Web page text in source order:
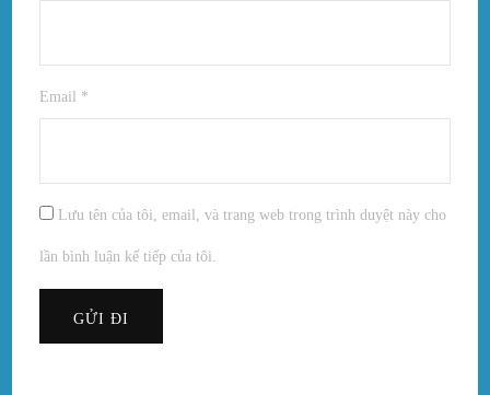
Email *
Lưu tên của tôi, email, và trang web trong trình duyệt này cho
lần bình luận kế tiếp của tôi.